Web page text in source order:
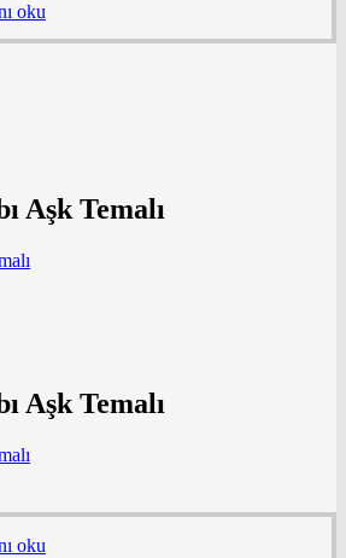
oku
Aşk Temalı
Aşk Temalı
oku